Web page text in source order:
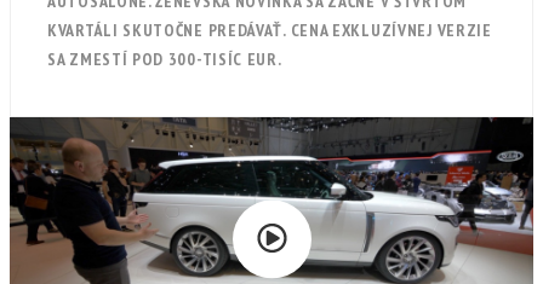
KVARTÁLI SKUTOČNE PREDÁVAŤ. CENA EXKLUZÍVNEJ VERZIE
SA ZMESTÍ POD 300-TISÍC EUR.